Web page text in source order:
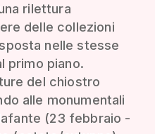
rilettura
delle collezioni
nelle stesse
primo piano.
del chiostro
alle monumentali
(23 febbraio -